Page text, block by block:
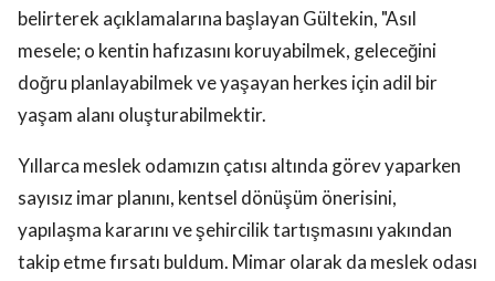
belirterek açıklamalarına başlayan Gültekin, "Asıl
mesele; o kentin hafızasını koruyabilmek, geleceğini
doğru planlayabilmek ve yaşayan herkes için adil bir
yaşam alanı oluşturabilmektir.
Yıllarca meslek odamızın çatısı altında görev yaparken
sayısız imar planını, kentsel dönüşüm önerisini,
yapılaşma kararını ve şehircilik tartışmasını yakından
takip etme fırsatı buldum. Mimar olarak da meslek odası